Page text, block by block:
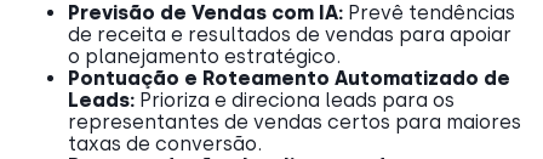
Previsão de Vendas com IA: Prevê tendências
de receita e resultados de vendas para apoiar
o planejamento estratégico.
Pontuação e Roteamento Automatizado de
Leads: Prioriza e direciona leads para os
representantes de vendas certos para maiores
taxas de conversão.